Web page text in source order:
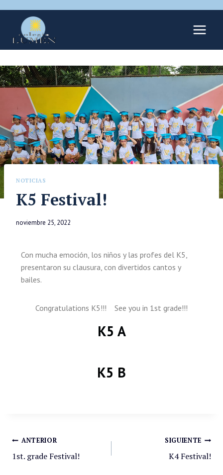
NOTICIAS
K5 Festival!
noviembre 25, 2022
Con mucha emoción, los niños y las profes del K5,
presentaron su clausura, con divertidos cantos y
bailes.
Congratulations K5!!! See you in 1st grade!!!
K5 A
K5 B
ANTERIOR
1st. grade Festival!
SIGUIENTE
K4 Festival!